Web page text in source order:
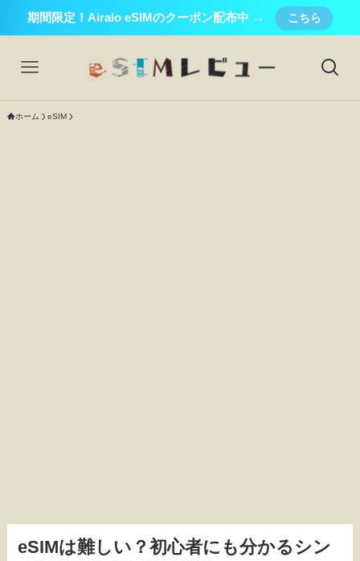
期間限定！Airalo eSIMのクーポン配布中 → こちら
ホーム eSIM
eSIMは難しい？初心者にも分かるシン